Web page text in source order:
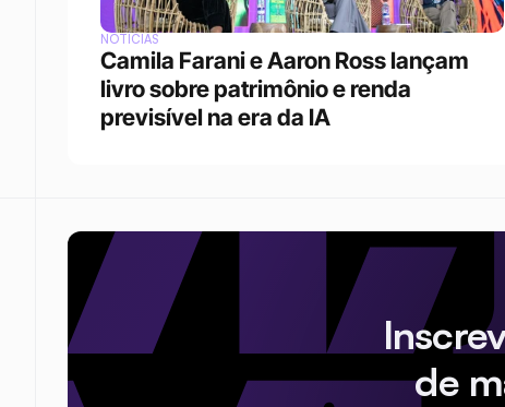
NOTÍCIAS
Camila Farani e Aaron Ross lançam
livro sobre patrimônio e renda
previsível na era da IA
de